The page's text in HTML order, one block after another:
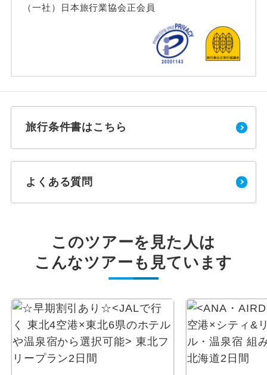
（一社）日本旅行業協会正会員
旅行条件書はこちら
よくある質問
このツアーを見た人は
こんなツアーも見ています